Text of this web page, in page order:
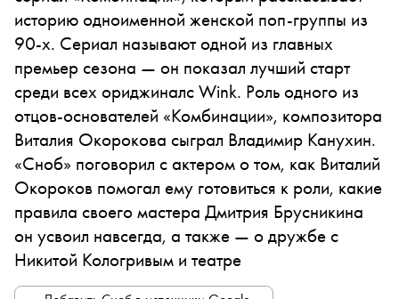
историю одноименной женской поп-группы из
90-х. Сериал называют одной из главных
премьер сезона — он показал лучший старт
среди всех ориджиналс Wink. Роль одного из
отцов-основателей «Комбинации», композитора
Виталия Окорокова сыграл Владимир Канухин.
«Сноб» поговорил с актером о том, как Виталий
Окороков помогал ему готовиться к роли, какие
правила своего мастера Дмитрия Брусникина
он усвоил навсегда, а также — о дружбе с
Никитой Кологривым и театре